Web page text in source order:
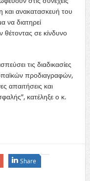
και ανακατασκευή του
να διατηρεί
σε κίνδυνο
τις διαδικασίες
προδιαγραφών,
απαιτήσεις και
κατέληξε ο κ.
Share